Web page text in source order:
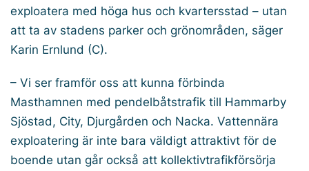
exploatera med höga hus och kvartersstad – utan
att ta av stadens parker och grönområden, säger
Karin Ernlund (C).
– Vi ser framför oss att kunna förbinda
Masthamnen med pendelbåtstrafik till Hammarby
Sjöstad, City, Djurgården och Nacka. Vattennära
exploatering är inte bara väldigt attraktivt för de
boende utan går också att kollektivtrafikförsörja